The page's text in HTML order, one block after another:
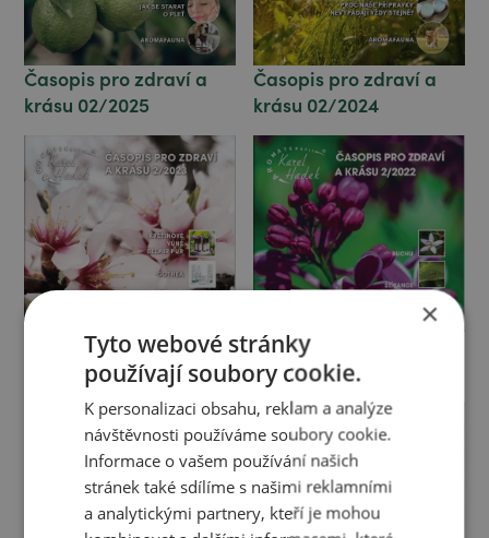
Časopis pro zdraví a
krásu 02/2025
Časopis pro zdraví a
krásu 02/2024
Časopis pro zdraví a
krásu 02/2023
Časopis pro zdraví a
krásu 02/2022
×
Tyto webové stránky
používají soubory cookie.
K personalizaci obsahu, reklam a analýze
návštěvnosti používáme soubory cookie.
Informace o vašem používání našich
stránek také sdílíme s našimi reklamními
a analytickými partnery, kteří je mohou